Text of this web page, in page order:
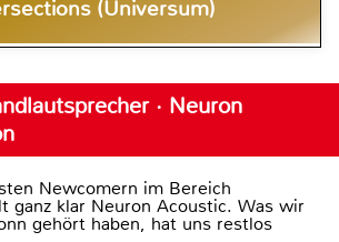
(Universum)
· Neuron
Newcomern im Bereich
ganz klar Neuron Acoustic. Was wir
gehört haben, hat uns restlos